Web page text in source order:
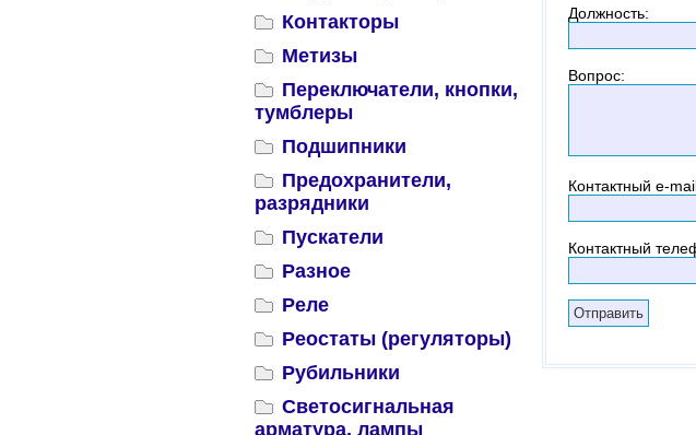
Контакторы
Метизы
Переключатели, кнопки,
тумблеры
Подшипники
Предохранители,
разрядники
Пускатели
Разное
Реле
Реостаты (регуляторы)
Рубильники
Светосигнальная
арматура, лампы
Должность:
Вопрос:
Контактный e-
Контактный